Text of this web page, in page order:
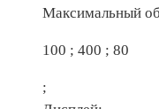
Максимальный
100 ; 400 ; 80
;